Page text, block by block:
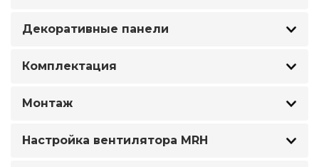
Декоративные панели
Комплектация
Монтаж
Настройка вентилятора MRH